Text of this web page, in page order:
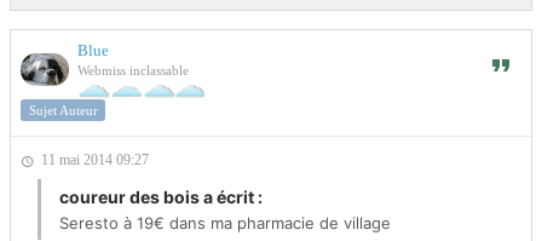
Blue
Webmiss inclassable
Sujet Auteur
11 mai 2014 09:27
coureur des bois a écrit :
Seresto à 19€ dans ma pharmacie de village